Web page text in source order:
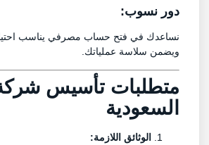
دور نسوب:
نساعدك في فتح حساب مصرفي يناسب
ويضمن سلاسة عملياتك.
متطلبات تأسيس
السعودية
الوثائق اللازمة: